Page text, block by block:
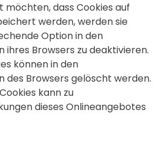
möchten, dass Cookies auf
werden, werden sie
Option in den
ihres Browsers zu deaktivieren.
können in den
des Browsers gelöscht werden.
kann zu
dieses Onlineangebotes